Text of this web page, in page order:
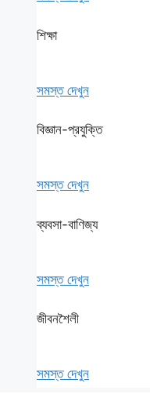
শিক্ষা
সমস্ত দেখুন
বিজ্ঞান-প্রযুক্তি
সমস্ত দেখুন
ব্যবসা-বাণিজ্য
সমস্ত দেখুন
জীবনশৈলী
সমস্ত দেখুন